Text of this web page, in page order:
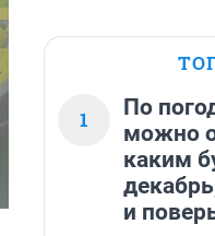
1
По
можно
каким
и